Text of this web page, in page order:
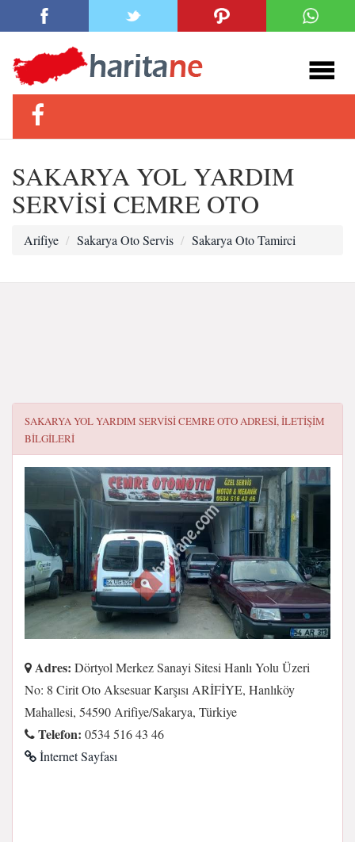
SAKARYA YOL YARDIM
SERVİSİ CEMRE OTO
Arifiye Sakarya Oto Servis Sakarya Oto Tamirci
SAKARYA YOL YARDIM SERVİSİ CEMRE OTOADRESI, ILETIŞIM
BILGILERI
Adres: Dörtyol Merkez Sanayi Sitesi Hanlı Yolu Üzeri
No: 8 Cirit Oto Aksesuar Karşısı ARİFİYE, Hanlıköy
Mahallesi, 54590 Arifiye/Sakarya, Türkiye
Telefon: 0534 516 43 46
İnternet Sayfası